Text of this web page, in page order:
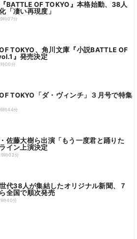
BATTLE OF TOKYO』本格始動、38人
「凄い再現度」
時07分
TOKYO、角川文庫『小説BATTLE OF
』発売決定
00分
TOKYO「ダ・ヴィンチ」３月号で特集
時44分
佐藤大樹ら出演「もう一度君と踊りた
イン上演決定
時02分
代38人が集結したオリジナル新聞、７
全国で順次発売
時40分